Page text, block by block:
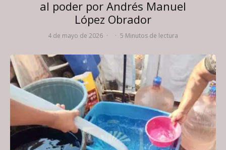
al poder por Andrés Manuel
López Obrador
4 de mayo de 2026 · · 5 Minutos de lectura